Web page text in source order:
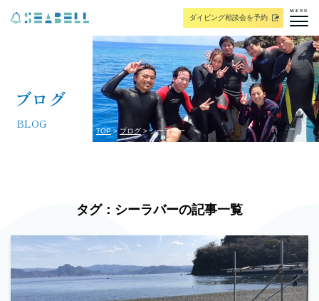
ダイビング相談会を予約
MENU
ブログ
BLOG TOP ブログ シーラバー
タグ：シーラバーの記事一覧